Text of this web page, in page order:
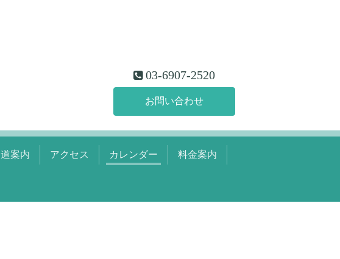
03-6907-2520
お問い合わせ
道案内 アクセス カレンダー 料金案内